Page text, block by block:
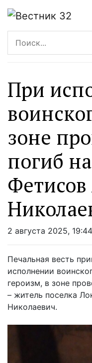
При
зоне
погиб
2 августа 2025,
Печальная весть
исполнении
героизм, в зоне
– житель поселка
Николаевич.